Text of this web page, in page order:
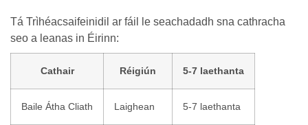
Tá Trìhéacsaifeinidil ar fáil le seachadadh sna cathracha
seo a leanas in Éirinn:
Cathair Réigiún 5-7 laethanta
Baile Átha Cliath Laighean 5-7 laethanta